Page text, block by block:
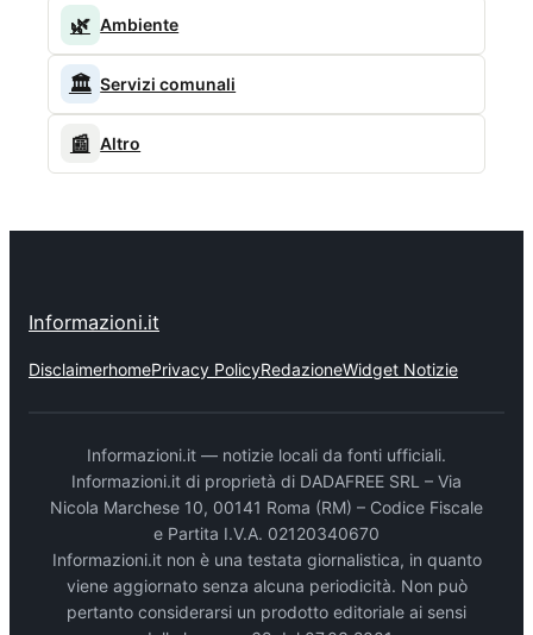
🌿 Ambiente
🏛️ Servizi comunali
📰 Altro
Informazioni.it
DisclaimerhomePrivacy PolicyRedazioneWidget Notizie
Informazioni.it — notizie locali da fonti ufficiali.
Informazioni.it di proprietà di DADAFREE SRL – Via
Nicola Marchese 10, 00141 Roma (RM) – Codice Fiscale
e Partita I.V.A. 02120340670
Informazioni.it non è una testata giornalistica, in quanto
viene aggiornato senza alcuna periodicità. Non può
pertanto considerarsi un prodotto editoriale ai sensi